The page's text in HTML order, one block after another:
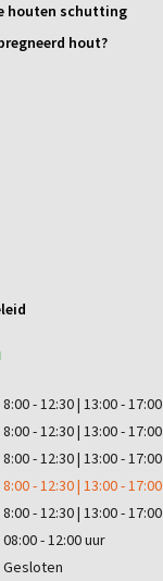
8:00 - 12:30 | 13:00 - 17:00
8:00 - 12:30 | 13:00 - 17:00
8:00 - 12:30 | 13:00 - 17:00
8:00 - 12:30 | 13:00 - 17:00
8:00 - 12:30 | 13:00 - 17:00
08:00 - 12:00 uur
Gesloten
houten schutting
hout?